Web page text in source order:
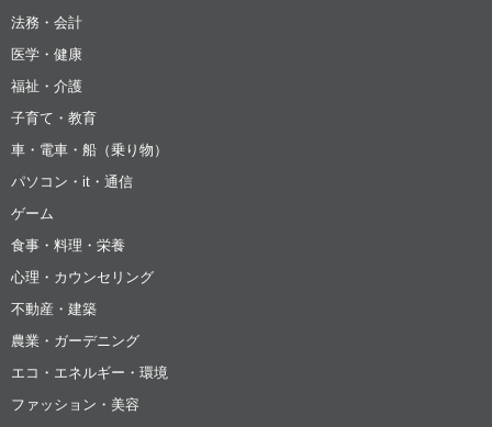
法務・会計
医学・健康
福祉・介護
子育て・教育
車・電車・船（乗り物）
パソコン・it・通信
ゲーム
食事・料理・栄養
心理・カウンセリング
不動産・建築
農業・ガーデニング
エコ・エネルギー・環境
ファッション・美容